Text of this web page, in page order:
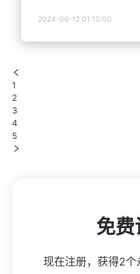
integrity and privacy of
2024-06-12 01:10:00
1
2
3
4
5
免费
现在注册，获得2